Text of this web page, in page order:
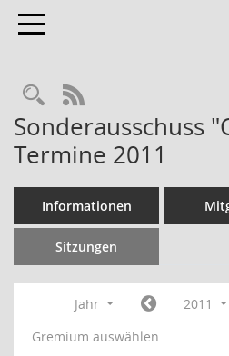
Toggle navigation
RSS-Feed
Sonderausschuss
Termine 2011
Informationen
Sitzungen
Jahr
2011
Gremium auswählen